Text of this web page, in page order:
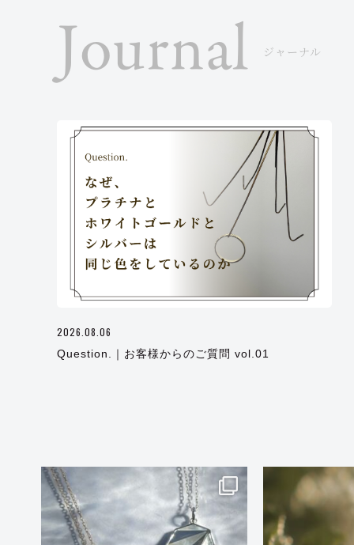
Journal ジャーナル
2026.08.06
Question.｜お客様からのご質問 vol.01